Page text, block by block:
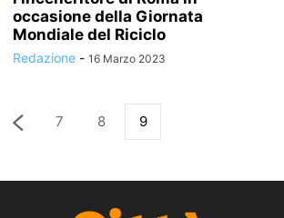
occasione della Giornata
Mondiale del Riciclo
Redazione - 16 Marzo 2023
7 8 9